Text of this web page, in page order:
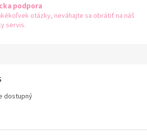
podpora
otázky, neváhajte sa obrátiť na náš
servis.
dostupný